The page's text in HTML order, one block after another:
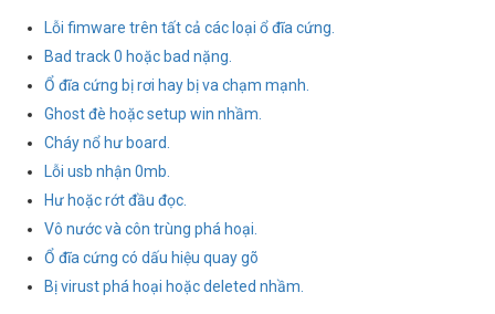
Lỗi fimware trên tất cả các loại ổ đĩa cứng.
Bad track 0 hoặc bad nặng.
Ổ đĩa cứng bị rơi hay bị va chạm mạnh.
Ghost đè hoặc setup win nhầm.
Cháy nổ hư board.
Lỗi usb nhận 0mb.
Hư hoặc rớt đầu đọc.
Vô nước và côn trùng phá hoại.
Ổ đĩa cứng có dấu hiệu quay gõ
Bị virust phá hoại hoặc deleted nhầm.